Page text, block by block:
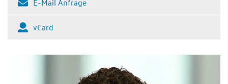
E-Mail Anfrage
vCard